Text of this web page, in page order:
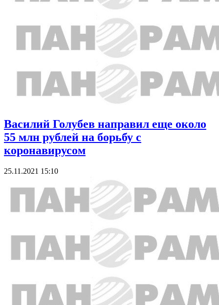
Василий Голубев направил еще около
55 млн рублей на борьбу с
коронавирусом
25.11.2021 15:10